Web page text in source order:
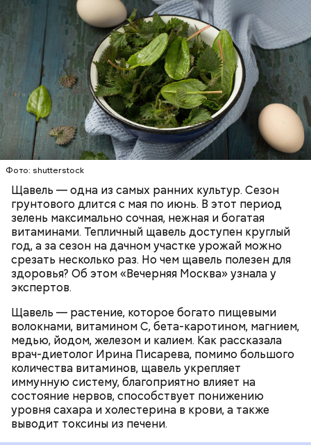
Фото: shutterstock
Щавель — одна из самых ранних культур. Сезон
грунтового длится с мая по июнь. В этот период
зелень максимально сочная, нежная и богатая
витаминами. Тепличный щавель доступен круглый
год, а за сезон на дачном участке урожай можно
срезать несколько раз. Но чем щавель полезен для
здоровья? Об этом «Вечерняя Москва» узнала у
экспертов.
Щавель — растение, которое богато пищевыми
волокнами, витамином С, бета-каротином, магнием,
медью, йодом, железом и калием. Как рассказала
врач-диетолог Ирина Писарева, помимо большого
количества витаминов, щавель укрепляет
иммунную систему, благоприятно влияет на
состояние нервов, способствует понижению
уровня сахара и холестерина в крови, а также
выводит токсины из печени.
Опасность же щавеля состоит в том, что он
содержит большое количество щавелевой кислоты,
которая может способствовать образованию
ЗДОРОВЬЕ ВРАЧИ
РАСТЕНИЯ
ПРОДУКТЫ